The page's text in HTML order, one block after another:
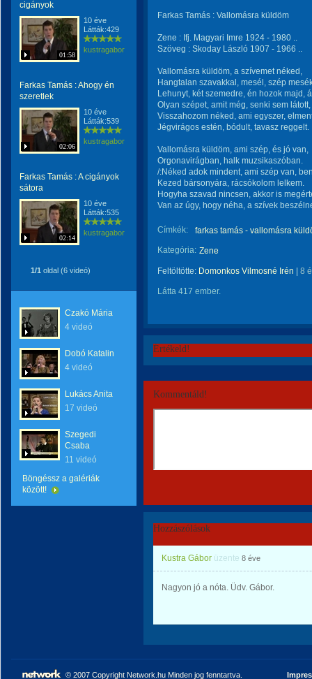
cigányok
01:58
10 éve
Látták:429
kustragabor
Farkas Tamás : Ahogy én
szeretlek
02:06
10 éve
Látták:539
kustragabor
Farkas Tamás : A cigányok
sátora
02:14
10 éve
Látták:535
kustragabor
1/1 oldal (6 videó)
Czakó Mária
4 videó
Dobó Katalin
4 videó
Lukács Anita
17 videó
Szegedi
Csaba
11 videó
Böngéssz a galériák
között!
Farkas Tamás : Vallomásra küldöm
Zene : Ifj. Magyari Imre 1924 - 1980 ..
Szöveg : Skoday László 1907 - 1966 ..
Vallomásra küldöm, a szívemet néked,
Hangtalan szavakkal, mesél, szép
Lehunyt, két szemedre, én hozok majd,
Olyan szépet, amit még, senki sem látott,
Visszahozom néked, ami egyszer,
Jégvirágos estén, bódult, tavasz reggelt.
Vallomásra küldöm, ami szép, és jó van,
Orgonavirágban, halk muzsikaszóban.
/:Néked adok mindent, ami szép van,
Kezed bársonyára, rácsókolom lelkem.
Hogyha szavad nincsen, akkor is
Van az úgy, hogy néha, a szívek
Címkék:
farkas tamás - vallomásra
Kategória: Zene
Feltöltötte: Domonkos Vilmosné Irén 8
Látta 417 ember.
Értékeld!
Kommentáld!
Hozzászólások
Kustra Gábor üzente 8 éve
Nagyon jó a nóta. Üdv. Gábor.
© 2007 Copyright Network.hu Minden jog fenntartva.